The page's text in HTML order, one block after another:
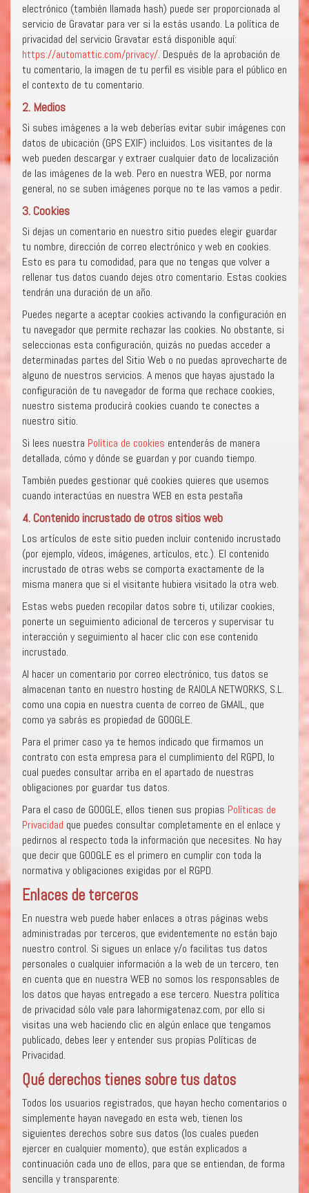
electrónico (también llamada hash) puede ser proporcionada al
servicio de Gravatar para ver si la estás usando. La política de
privacidad del servicio Gravatar está disponible aquí:
https://automattic.com/privacy/. Después de la aprobación de
tu comentario, la imagen de tu perfil es visible para el público en
el contexto de tu comentario.
2. Medios
Si subes imágenes a la web deberías evitar subir imágenes con
datos de ubicación (GPS EXIF) incluidos. Los visitantes de la
web pueden descargar y extraer cualquier dato de localización
de las imágenes de la web. Pero en nuestra WEB, por norma
general, no se suben imágenes porque no te las vamos a pedir.
3. Cookies
Si dejas un comentario en nuestro sitio puedes elegir guardar
tu nombre, dirección de correo electrónico y web en cookies.
Esto es para tu comodidad, para que no tengas que volver a
rellenar tus datos cuando dejes otro comentario. Estas cookies
tendrán una duración de un año.
Puedes negarte a aceptar cookies activando la configuración en
tu navegador que permite rechazar las cookies. No obstante, si
seleccionas esta configuración, quizás no puedas acceder a
determinadas partes del Sitio Web o no puedas aprovecharte de
alguno de nuestros servicios. A menos que hayas ajustado la
configuración de tu navegador de forma que rechace cookies,
nuestro sistema producirá cookies cuando te conectes a
nuestro sitio.
Si lees nuestra Política de cookies entenderás de manera
detallada, cómo y dónde se guardan y por cuando tiempo.
También puedes gestionar qué cookies quieres que usemos
cuando interactúas en nuestra WEB en esta pestaña
4. Contenido incrustado de otros sitios web
Los artículos de este sitio pueden incluir contenido incrustado
(por ejemplo, vídeos, imágenes, artículos, etc.). El contenido
incrustado de otras webs se comporta exactamente de la
misma manera que si el visitante hubiera visitado la otra web.
Estas webs pueden recopilar datos sobre ti, utilizar cookies,
ponerte un seguimiento adicional de terceros y supervisar tu
interacción y seguimiento al hacer clic con ese contenido
incrustado.
Al hacer un comentario por correo electrónico, tus datos se
almacenan tanto en nuestro hosting de RAIOLA NETWORKS, S.L.
como una copia en nuestra cuenta de correo de GMAIL, que
como ya sabrás es propiedad de GOOGLE.
Para el primer caso ya te hemos indicado que firmamos un
contrato con esta empresa para el cumplimiento del RGPD, lo
cual puedes consultar arriba en el apartado de nuestras
obligaciones por guardar tus datos.
Para el caso de GOOGLE, ellos tienen sus propias Políticas de
Privacidad que puedes consultar completamente en el enlace y
pedirnos al respecto toda la información que necesites. No hay
que decir que GOOGLE es el primero en cumplir con toda la
normativa y obligaciones exigidas por el RGPD.
Enlaces de terceros
En nuestra web puede haber enlaces a otras páginas webs
administradas por terceros, que evidentemente no están bajo
nuestro control. Si sigues un enlace y/o facilitas tus datos
personales o cualquier información a la web de un tercero, ten
en cuenta que en nuestra WEB no somos los responsables de
los datos que hayas entregado a ese tercero. Nuestra política
de privacidad sólo vale para lahormigatenaz.com, por ello si
visitas una web haciendo clic en algún enlace que tengamos
publicado, debes leer y entender sus propias Políticas de
Privacidad.
Qué derechos tienes sobre tus datos
Todos los usuarios registrados, que hayan hecho comentarios o
simplemente hayan navegado en esta web, tienen los
siguientes derechos sobre sus datos (los cuales pueden
ejercer en cualquier momento), que están explicados a
continuación cada uno de ellos, para que se entiendan, de forma
sencilla y transparente: